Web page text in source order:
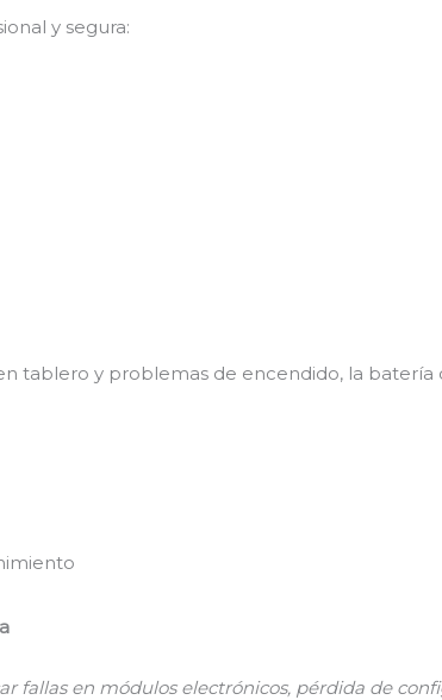
y segura:
tablero y problemas de encendido, la
fallas en módulos electrónicos, pérdida de